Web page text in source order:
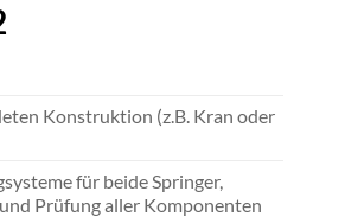
Konstruktion (z.B. Kran oder
für beide Springer,
Prüfung aller Komponenten